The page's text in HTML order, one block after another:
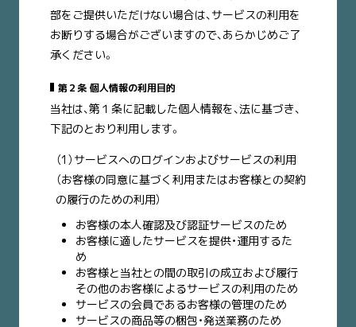
部をご提供いただけない場合は、サービスの利用を
お断りする場合がございますので、あらかじめご了
承ください。
第２条 個人情報の利用目的
当社は、第１条に記載した個人情報を、法に基づき、
下記のとおり利用します。
（1）サービスへのログインおよびサービスの利用
（お客様の同意に基づく利用またはお客様との契約
の履行のための利用）
お客様の本人確認及び認証サービスのため
お客様に適したサービスを提供・運用するた
め
お客様と当社との間の取引の成立および履行
その他のお客様によるサービスの利用のため
サービスの会員であるお客様の管理のため
サービスの商品等の梱包・発送業務のため